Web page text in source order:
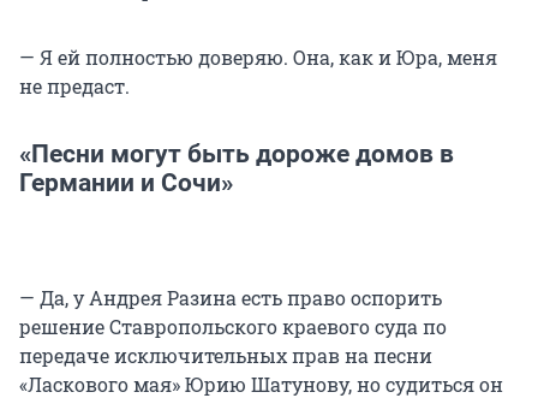
— Я ей полностью доверяю. Она, как и Юра, меня
не предаст.
«Песни могут быть дороже домов в
Германии и Сочи»
— Да, у Андрея Разина есть право оспорить
решение Ставропольского краевого суда по
передаче исключительных прав на песни
«Ласкового мая» Юрию Шатунову, но судиться он